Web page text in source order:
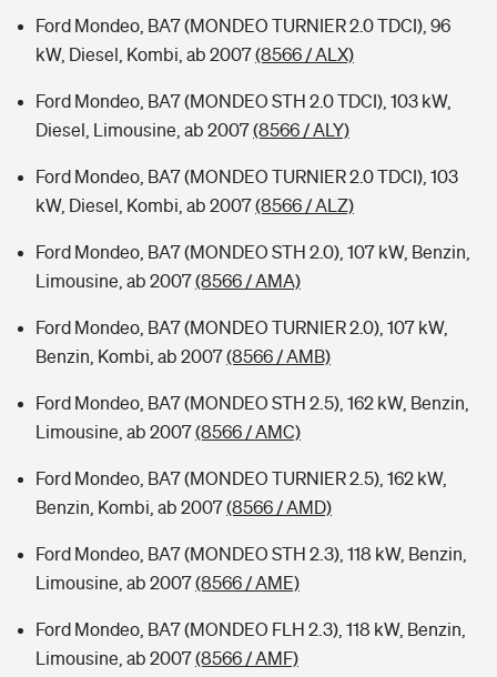
Ford Mondeo, BA7 (MONDEO TURNIER 2.0 TDCI), 96
kW, Diesel, Kombi, ab 2007(8566 / ALX)
Ford Mondeo, BA7 (MONDEO STH 2.0 TDCI), 103 kW,
Diesel, Limousine, ab 2007(8566 / ALY)
Ford Mondeo, BA7 (MONDEO TURNIER 2.0 TDCI), 103
kW, Diesel, Kombi, ab 2007(8566 / ALZ)
Ford Mondeo, BA7 (MONDEO STH 2.0), 107 kW, Benzin,
Limousine, ab 2007(8566 / AMA)
Ford Mondeo, BA7 (MONDEO TURNIER 2.0), 107 kW,
Benzin, Kombi, ab 2007(8566 / AMB)
Ford Mondeo, BA7 (MONDEO STH 2.5), 162 kW, Benzin,
Limousine, ab 2007(8566 / AMC)
Ford Mondeo, BA7 (MONDEO TURNIER 2.5), 162 kW,
Benzin, Kombi, ab 2007(8566 / AMD)
Ford Mondeo, BA7 (MONDEO STH 2.3), 118 kW, Benzin,
Limousine, ab 2007(8566 / AME)
Ford Mondeo, BA7 (MONDEO FLH 2.3), 118 kW, Benzin,
Limousine, ab 2007(8566 / AMF)